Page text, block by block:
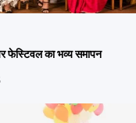
फेस्टिवल का भव्य समापन